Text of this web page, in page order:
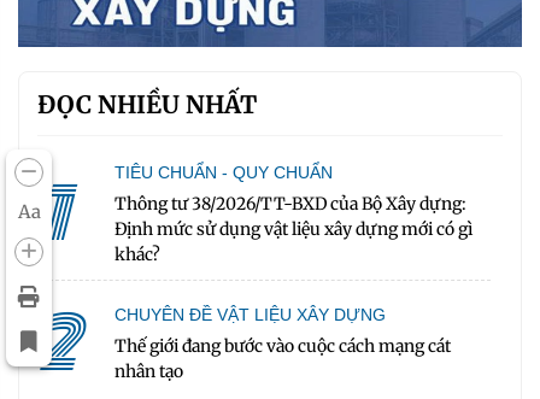
Aa
ĐỌC NHIỀU NHẤT
1 TIÊU CHUẨN - QUY CHUẨN
Thông tư 38/2026/TT-BXD của Bộ Xây dựng:
Định mức sử dụng vật liệu xây dựng mới có gì
khác?
2 CHUYÊN ĐỀ VẬT LIỆU XÂY DỰNG
Thế giới đang bước vào cuộc cách mạng cát
nhân tạo